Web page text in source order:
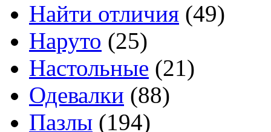
Найти отличия (49)
Наруто (25)
Настольные (21)
Одевалки (88)
Пазлы (194)